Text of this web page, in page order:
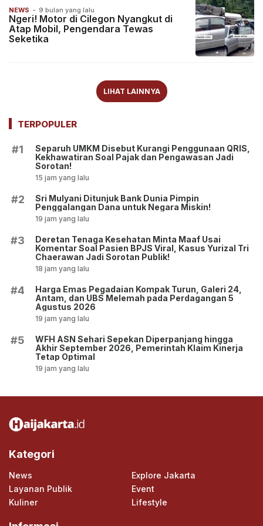
NEWS - 9 bulan yang lalu
Ngeri! Motor di Cilegon Nyangkut di
Atap Mobil, Pengendara Tewas
Seketika
LIHAT LAINNYA
TERPOPULER
#1
Separuh UMKM Disebut Kurangi Penggunaan QRIS,
Kekhawatiran Soal Pajak dan Pengawasan Jadi
Sorotan!
15 jam yang lalu
#2
Sri Mulyani Ditunjuk Bank Dunia Pimpin
Penggalangan Dana untuk Negara Miskin!
19 jam yang lalu
#3
Deretan Tenaga Kesehatan Minta Maaf Usai
Komentar Soal Pasien BPJS Viral, Kasus Yurizal Tri
Chaerawan Jadi Sorotan Publik!
18 jam yang lalu
#4
Harga Emas Pegadaian Kompak Turun, Galeri 24,
Antam, dan UBS Melemah pada Perdagangan 5
Agustus 2026
19 jam yang lalu
#5
WFH ASN Sehari Sepekan Diperpanjang hingga
Akhir September 2026, Pemerintah Klaim Kinerja
Tetap Optimal
19 jam yang lalu
Kategori
News
Explore Jakarta
Layanan Publik
Event
Kuliner
Lifestyle